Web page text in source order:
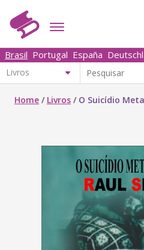
Brasil Portugal España
Home / Livros / O Suicídio